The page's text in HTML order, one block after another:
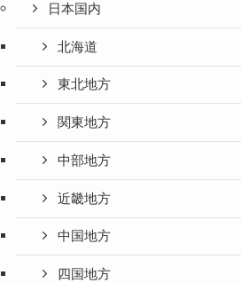
日本国内
北海道
東北地方
関東地方
中部地方
近畿地方
中国地方
四国地方